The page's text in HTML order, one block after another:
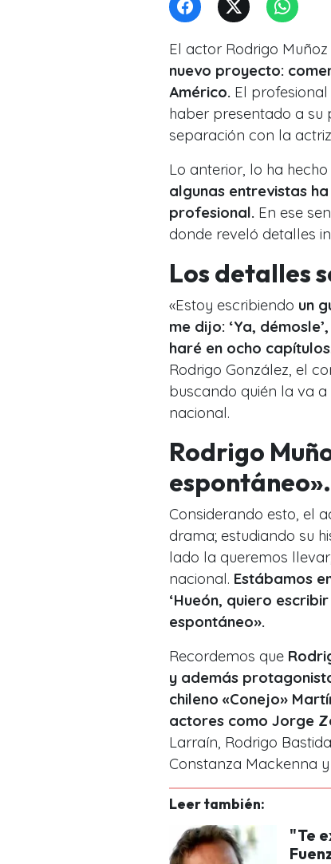
El actor Rodrigo
nuevo proyecto:
Américo. El
haber presentado a su
separación con la
Lo anterior, lo ha
algunas entrevistas
profesional. En ese
donde reveló detalles
Los detalles
«Estoy escribiendo un
me dijo: ‘Ya,
haré en ocho capítulos
Rodrigo González, el
buscando quién la va
nacional.
Rodrigo
espontáneo».
Considerando esto, el
drama; estudiando su
lado la queremos
nacional. Estábamos
‘Hueón, quiero escribir
espontáneo».
Recordemos que
y además
chileno «Conejo»
actores como Jorge
Larraín, Rodrigo
Constanza Mackenna
Leer también:
"Te